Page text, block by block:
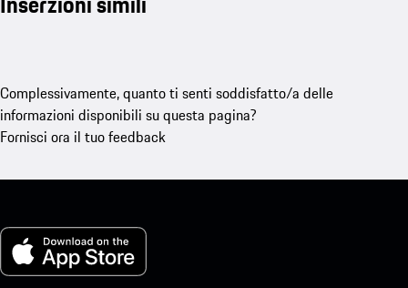
Complessivamente, quanto ti senti soddisfatto/a delle
informazioni disponibili su questa pagina?
Fornisci ora il tuo feedback